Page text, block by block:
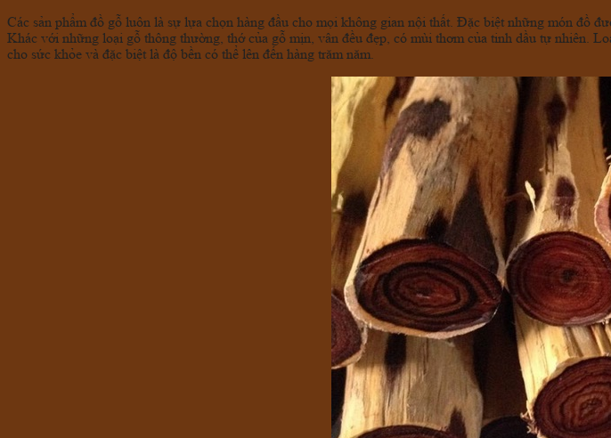
Các sản phẩm đồ gỗ luôn là sự lựa chọn hàng đầu cho mọi không gian nội thất. Đặc biệt những món đồ
Khác với những loại gỗ thông thường, thớ của gỗ mịn, vân đều đẹp, có mùi thơm của tinh dầu tự nhiên.
cho sức khỏe và đặc biệt là độ bền có thể lên đến hàng trăm năm.